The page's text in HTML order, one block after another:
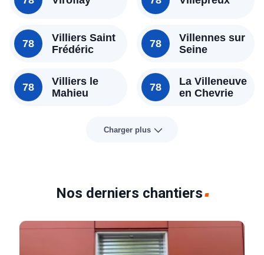
78
Villiers Saint
Frédéric
78
Villiers le
Mahieu
78
Villennes sur
Seine
78
La Villeneuve
en Chevrie
Charger plus
Nos derniers chantiers